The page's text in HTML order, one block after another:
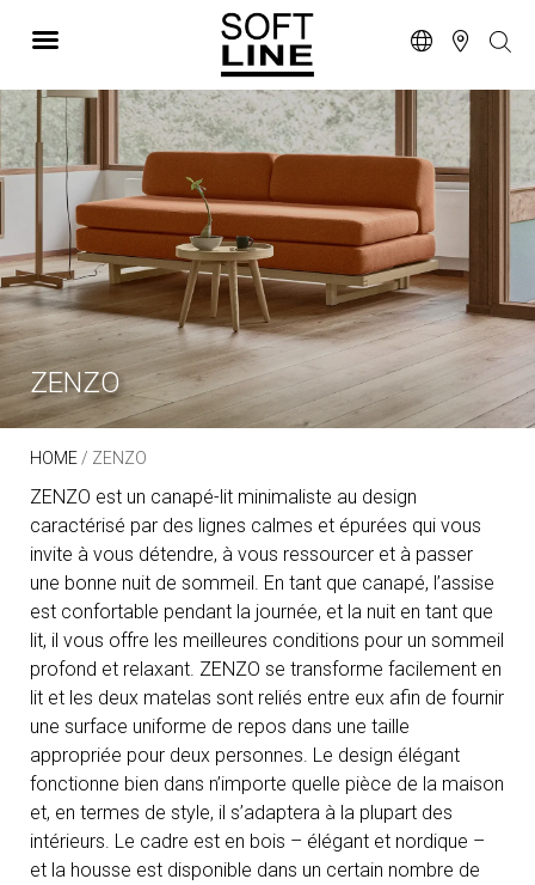
ZENZO
HOME/ ZENZO
ZENZO est un canapé-lit minimaliste au design
caractérisé par des lignes calmes et épurées qui vous
invite à vous détendre, à vous ressourcer et à passer
une bonne nuit de sommeil. En tant que canapé, l’assise
est confortable pendant la journée, et la nuit en tant que
lit, il vous offre les meilleures conditions pour un sommeil
profond et relaxant. ZENZO se transforme facilement en
lit et les deux matelas sont reliés entre eux afin de fournir
une surface uniforme de repos dans une taille
appropriée pour deux personnes. Le design élégant
fonctionne bien dans n’importe quelle pièce de la maison
et, en termes de style, il s’adaptera à la plupart des
intérieurs. Le cadre est en bois – élégant et nordique –
et la housse est disponible dans un certain nombre de